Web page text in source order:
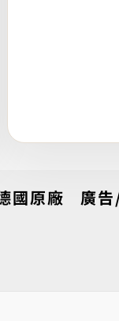
國原廠 廣